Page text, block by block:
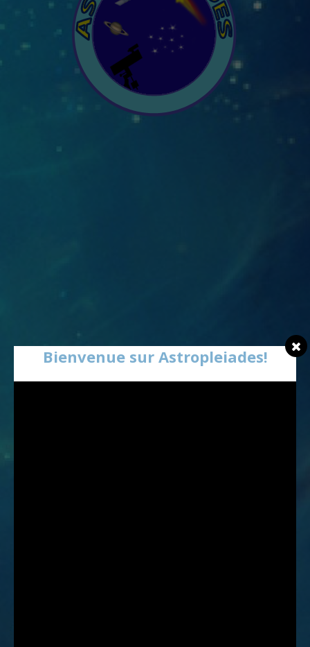
Bienvenue sur Astropleiades!